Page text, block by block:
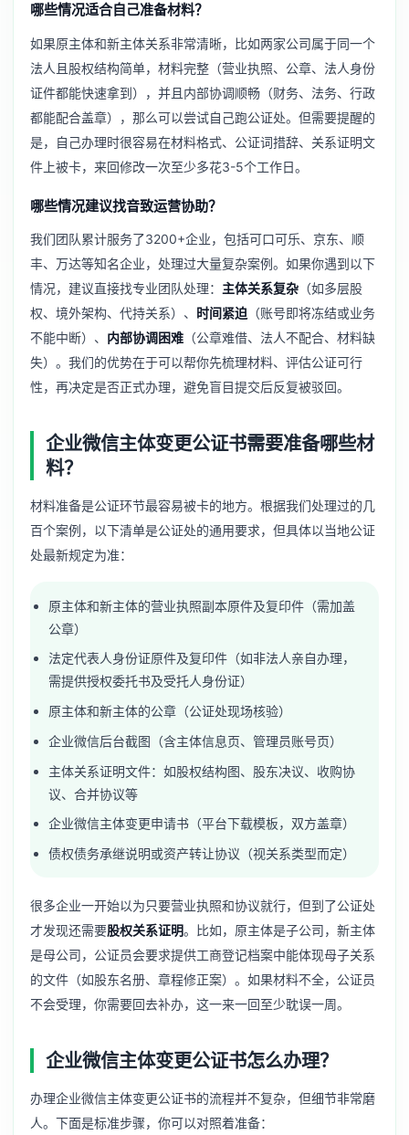
哪些情况适合自己准备材料？
如果原主体和新主体关系非常清晰，比如两家公司属于同一个
法人且股权结构简单，材料完整（营业执照、公章、法人身份
证件都能快速拿到），并且内部协调顺畅（财务、法务、行政
都能配合盖章），那么可以尝试自己跑公证处。但需要提醒的
是，自己办理时很容易在材料格式、公证词措辞、关系证明文
件上被卡，来回修改一次至少多花3-5个工作日。
哪些情况建议找音致运营协助？
我们团队累计服务了3200+企业，包括可口可乐、京东、顺
丰、万达等知名企业，处理过大量复杂案例。如果你遇到以下
情况，建议直接找专业团队处理： 主体关系复杂 （如多层股
权、境外架构、代持关系）、 时间紧迫 （账号即将冻结或业务
不能中断）、 内部协调困难 （公章难借、法人不配合、材料缺
失）。我们的优势在于可以帮你先梳理材料、评估公证可行
性，再决定是否正式办理，避免盲目提交后反复被驳回。
企业微信主体变更公证书需要准备哪些材
料？
材料准备是公证环节最容易被卡的地方。根据我们处理过的几
百个案例，以下清单是公证处的通用要求，但具体以当地公证
处最新规定为准：
原主体和新主体的营业执照副本原件及复印件（需加盖
公章）
法定代表人身份证原件及复印件（如非法人亲自办理，
需提供授权委托书及受托人身份证）
原主体和新主体的公章（公证处现场核验）
企业微信后台截图（含主体信息页、管理员账号页）
主体关系证明文件：如股权结构图、股东决议、收购协
议、合并协议等
企业微信主体变更申请书（平台下载模板，双方盖章）
债权债务承继说明或资产转让协议（视关系类型而定）
很多企业一开始以为只要营业执照和协议就行，但到了公证处
才发现还需要股权关系证明。比如，原主体是子公司，新主体
是母公司，公证员会要求提供工商登记档案中能体现母子关系
的文件（如股东名册、章程修正案）。如果材料不全，公证员
不会受理，你需要回去补办，这一来一回至少耽误一周。
企业微信主体变更公证书怎么办理？
办理企业微信主体变更公证书的流程并不复杂，但细节非常磨
人。下面是标准步骤，你可以对照着准备：